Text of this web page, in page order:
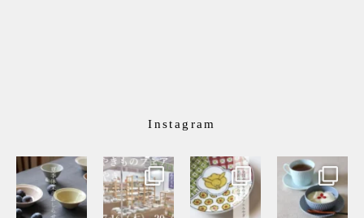
Instagram